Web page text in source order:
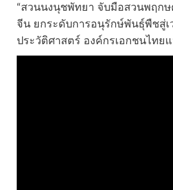
“สวนนงนุชพัทยา จับมือสวนพฤก
จีน ยกระดับการอนุรักษ์พันธุ์พืชสู่เ
ประวัติศาสตร์ องค์กรเอกชนไทย